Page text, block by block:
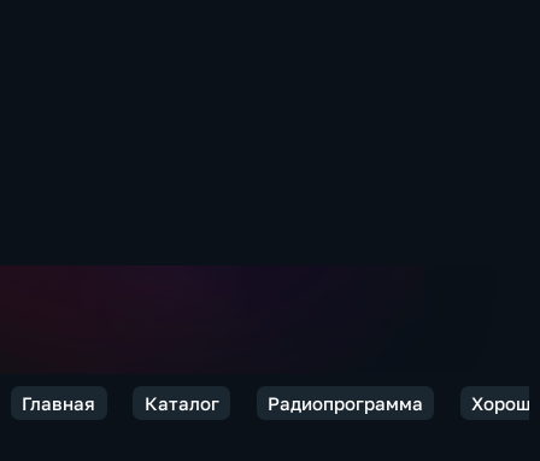
Главная Каталог Радиопрограмма